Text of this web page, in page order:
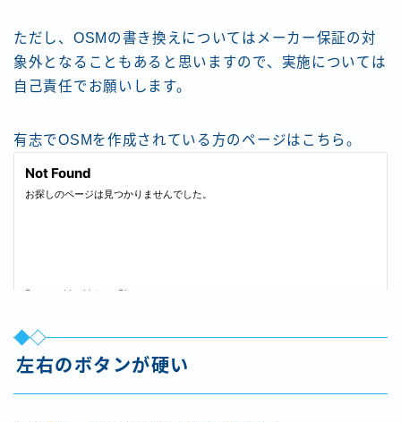
ただし、OSMの書き換えについてはメーカー保証の対
象外となることもあると思いますので、実施については
自己責任でお願いします。
有志でOSMを作成されている方のページはこちら。
左右のボタンが硬い